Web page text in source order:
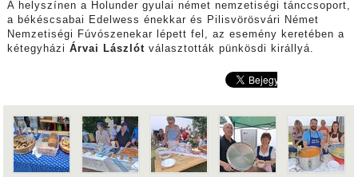
A helyszínen a Holunder gyulai német nemzetiségi tánccsoport,
a békéscsabai Edelwess énekkar és Pilisvörösvári Német
Nemzetiségi Fúvószenekar lépett fel, az esemény keretében a
kétegyházi Árvai Lászlót választották pünkösdi királlyá.